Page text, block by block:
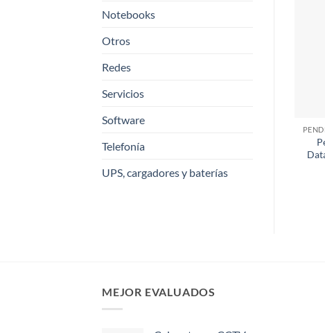
Notebooks
Otros
Redes
Servicios
Software
Telefonía
UPS, cargadores y baterías
MEJOR EVALUADOS